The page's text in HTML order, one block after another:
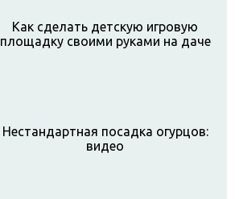
Как сделать детскую игровую
площадку своими руками на даче
Нестандартная посадка огурцов:
видео